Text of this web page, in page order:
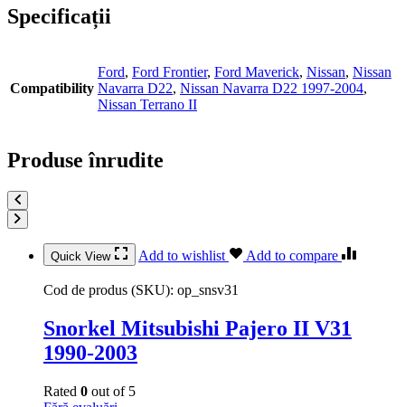
Specificații
Compatibility
Ford, Ford Frontier, Ford Maverick, Nissan, Nissan
Navarra D22, Nissan Navarra D22 1997-2004,
Nissan Terrano II
Produse înrudite
Quick View Add to wishlist Add to compare
Cod de produs (SKU): op_snsv31
Snorkel Mitsubishi Pajero II V31
1990-2003
Rated 0 out of 5